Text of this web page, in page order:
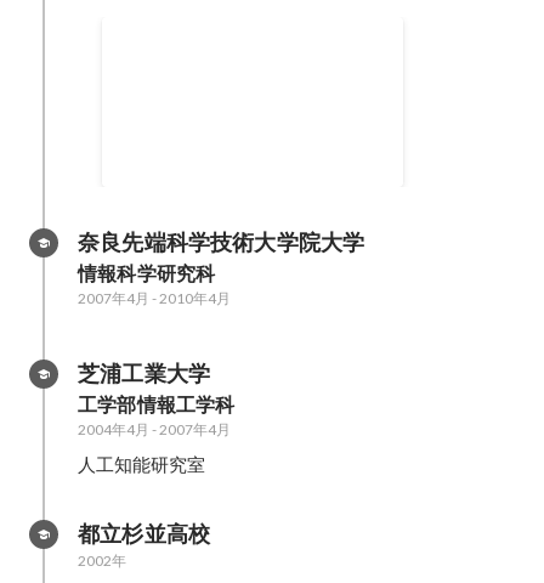
奈良先端科学技術大学院大学
情報科学研究科
2007年4月 -2010年4月
芝浦工業大学
工学部情報工学科
2004年4月 -2007年4月
人工知能研究室
都立杉並高校
2002年